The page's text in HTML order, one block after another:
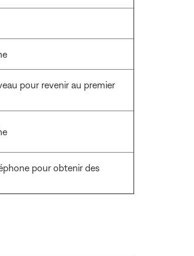
pour revenir au premier
pour obtenir des